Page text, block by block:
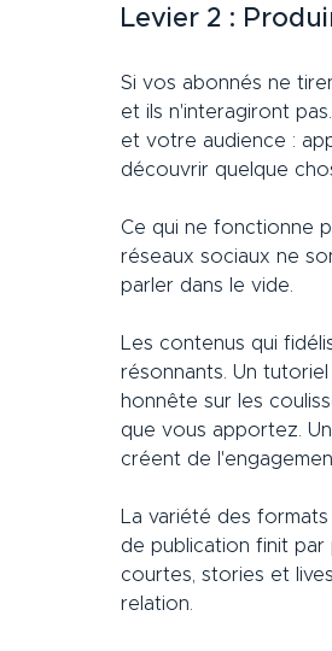
Levier 2 :
Si vos abonnés ne
et ils n'interagiront
et votre audience :
découvrir quelque
Ce qui ne fonctionne
réseaux sociaux ne
parler dans le vide.
Les contenus qui
résonnants. Un
honnête sur les
que vous apportez.
créent de
La variété des
de publication finit
courtes, stories et
relation.